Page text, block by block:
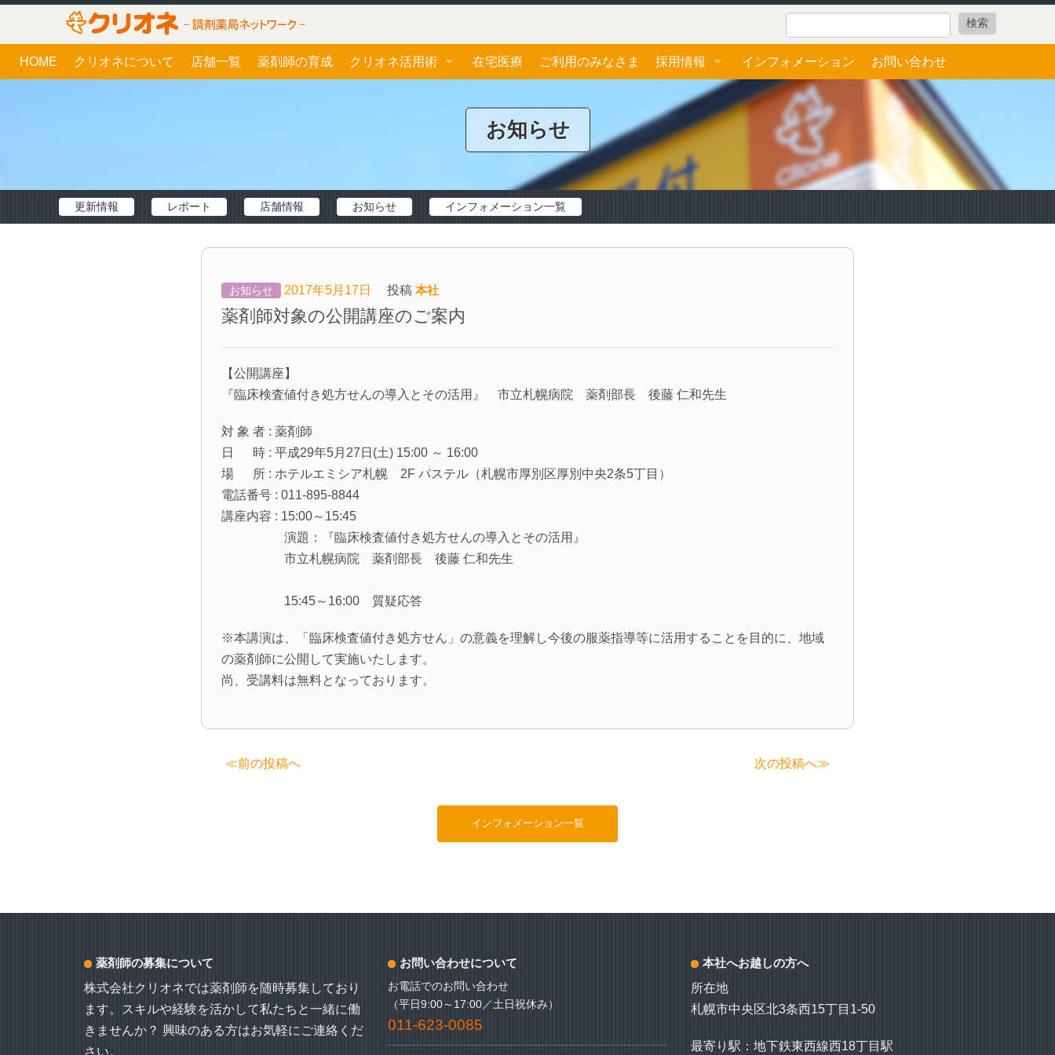
HOME クリオネについて 店舗一覧 薬剤師の育成 クリオネ活用術 在宅医療 ご利用のみなさま 採用情報
応募フォーム
インフォメーション お問い合わせ
お知らせ
更新情報 レポート 店舗情報 お知らせ インフォメーション一覧
お知らせ 2017年5月17日 投稿 本社
薬剤師対象の公開講座のご案内
【公開講座】
『臨床検査値付き処方せんの導入とその活用』 市立札幌病院 薬剤部長 後藤 仁和先生
対 象 者 : 薬剤師
日 時 : 平成29年5月27日(土) 15:00 ～ 16:00
場 所 : ホテルエミシア札幌 2F パステル（札幌市厚別区厚別中央2条5丁目）
電話番号 : 011-895-8844
講座内容 : 15:00～15:45
演題：『臨床検査値付き処方せんの導入とその活用』
市立札幌病院 薬剤部長 後藤 仁和先生
15:45～16:00 質疑応答
※本講演は、「臨床検査値付き処方せん」の意義を理解し今後の服薬指導等に活用することを目的に、地域
の薬剤師に公開して実施いたします。
尚、受講料は無料となっております。
投
ン
≪前の投稿へ 次の投稿へ≫
インフォメーション一覧
薬剤師の募集について
株式会社クリオネでは薬剤師を随時募集しており
ます。スキルや経験を活かして私たちと一緒に働
きませんか？ 興味のある方はお気軽にご連絡くだ
さい。
お問い合わせについて
お電話でのお問い合わせ
（平日9:00～17:00／土日祝休み）
011-623-0085
本社へお越しの方へ
所在地
札幌市中央区北3条西15丁目1-50
最寄り駅：地下鉄東西線西18丁目駅